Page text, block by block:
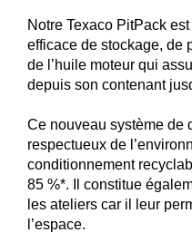
Notre Texaco PitPack
efficace de stockage, de
de l’huile moteur qui
depuis son contenant
Ce nouveau système de
respectueux de
conditionnement
85 %*. Il constitue
les ateliers car il leur
l’espace.